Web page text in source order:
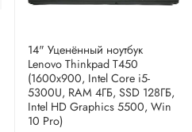
14" Уценённый ноутбук
Lenovo Thinkpad T450
(1600x900, Intel Core i5-
5300U, RAM 4ГБ, SSD 128ГБ,
Intel HD Graphics 5500, Win
10 Pro)